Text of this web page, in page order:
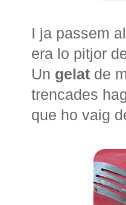
I ja passem
era lo pitjor
Un gelat de
trencades
que ho vaig